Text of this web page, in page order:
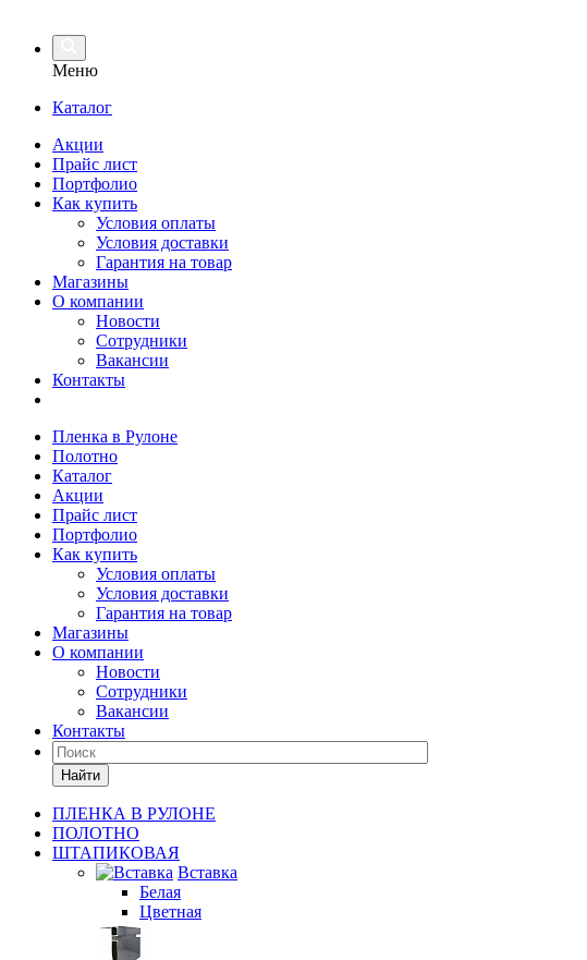
Меню
Каталог
Акции
Прайс лист
Портфолио
Как купить
Условия оплаты
Условия доставки
Гарантия на товар
Магазины
О компании
Новости
Сотрудники
Вакансии
Контакты
Пленка в Рулоне
Полотно
Каталог
Акции
Прайс лист
Портфолио
Как купить
Условия оплаты
Условия доставки
Гарантия на товар
Магазины
О компании
Новости
Сотрудники
Вакансии
Контакты
Найти
ПЛЕНКА В РУЛОНЕ
ПОЛОТНО
ШТАПИКОВАЯ
Вставка
Белая
Цветная